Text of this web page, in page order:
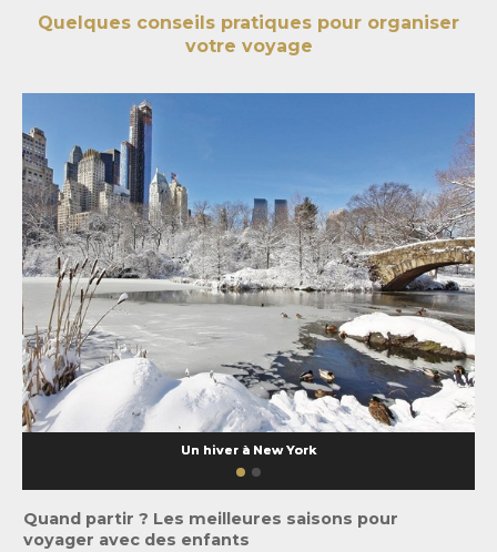
Quelques conseils pratiques pour organiser
votre voyage
Un hiver à New York
Quand partir ? Les meilleures saisons pour
voyager avec des enfants